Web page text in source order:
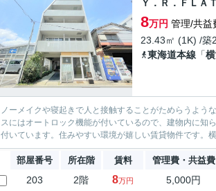
Ｙ．Ｒ．ＦＬＡＴ
8万円 管理/共益
23.43㎡ (1K) /築
東海道本線 「
ノーメイクや寝起きで人と接触することがためらうよう
スにはオートロック機能が付いているので、建物内に知
付いています。住みやすい環境が嬉しい賃貸物件です。
部屋番号 所在階 賃料 管理費・共益費
203 2階 8万円 5,000円